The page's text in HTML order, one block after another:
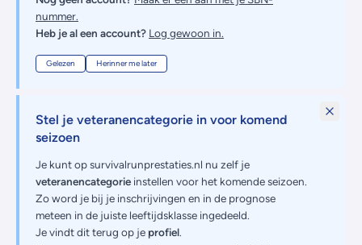
nummer.
Heb je al een account? Log gewoon in.
Gelezen Herinner me later
Stel je veteranencategorie in voor komend
seizoen
Je kunt op survivalrunprestaties.nl nu zelf je
veteranencategorie instellen voor het komende seizoen.
Zo word je bij je inschrijvingen en in de prognose
meteen in de juiste leeftijdsklasse ingedeeld.
Je vindt dit terug op je profiel.